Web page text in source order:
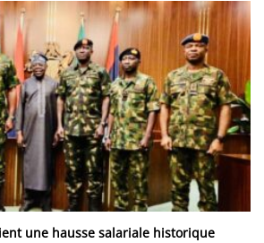
une hausse salariale historique